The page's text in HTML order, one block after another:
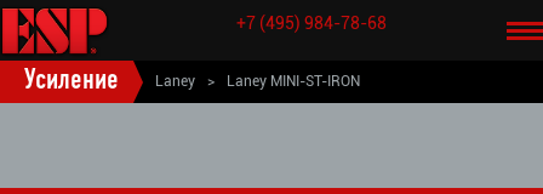
+7 (495) 984-78-68
Усиление Laney > Laney MINI-ST-IRON
НАЗАД